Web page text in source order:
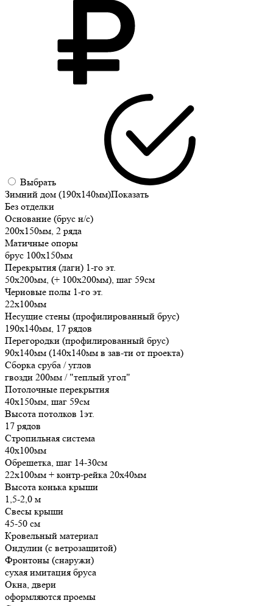
Выбрать
Зимний дом (190х140мм)Показать
Без отделки
Основание (брус н/с)
200х150мм, 2 ряда
Матичные опоры
брус 100х150мм
Перекрытия (лаги) 1-го эт.
50х200мм, (+ 100х200мм), шаг 59см
Черновые полы 1-го эт.
22х100мм
Несущие стены (профилированный брус)
190х140мм, 17 рядов
Перегородки (профилированный брус)
90х140мм (140х140мм в зав-ти от проекта)
Сборка сруба / углов
гвозди 200мм / "теплый угол"
Потолочные перекрытия
40х150мм, шаг 59см
Высота потолков 1эт.
17 рядов
Стропильная система
40х100мм
Обрешетка, шаг 14-30см
22х100мм + контр-рейка 20х40мм
Высота конька крыши
1,5-2,0 м
Свесы крыши
45-50 см
Кровельный материал
Ондулин (с ветрозащитой)
Фронтоны (снаружи)
сухая имитация бруса
Окна, двери
оформляются проемы